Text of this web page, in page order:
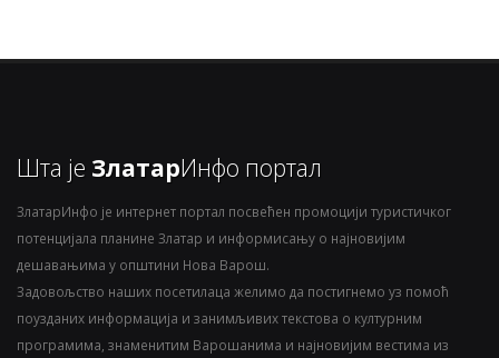
Шта је ЗлатарИнфо портал
ЗлатарИнфо је интернет портал посвећен промоцији туристичког
потенцијала планине Златар и информисању о најновијим
дешавањима у општини Нова Варош.
Задовољство наших посетилаца желимо да постигнемо уз помоћ
поузданих информација и занимљивих текстова о културним
програмима, знаменитим Варошанима и најновијим вестима из